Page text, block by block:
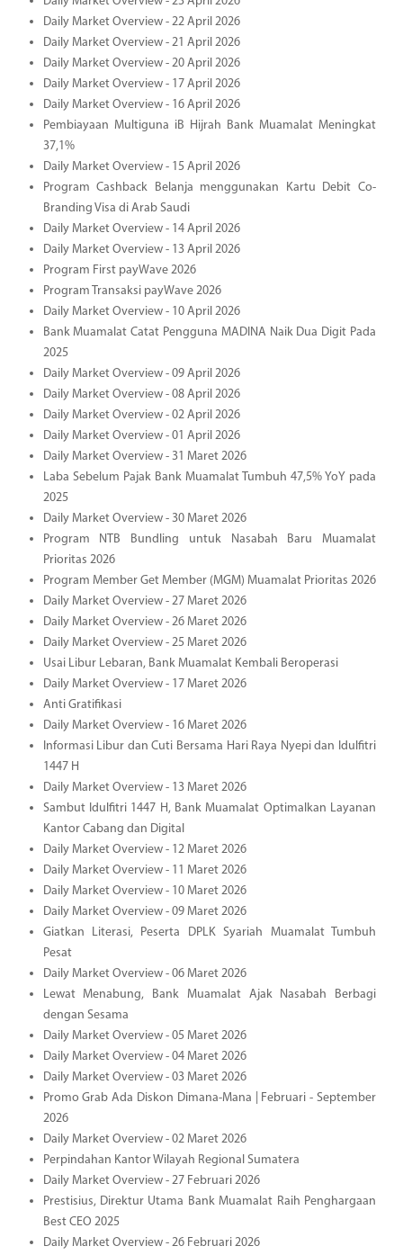
Daily Market Overview - 22 April 2026
Daily Market Overview - 21 April 2026
Daily Market Overview - 20 April 2026
Daily Market Overview - 17 April 2026
Daily Market Overview - 16 April 2026
Pembiayaan Multiguna iB Hijrah Bank Muamalat Meningkat
37,1%
Daily Market Overview - 15 April 2026
Program Cashback Belanja menggunakan Kartu Debit Co-
Branding Visa di Arab Saudi
Daily Market Overview - 14 April 2026
Daily Market Overview - 13 April 2026
Program First payWave 2026
Program Transaksi payWave 2026
Daily Market Overview - 10 April 2026
Bank Muamalat Catat Pengguna MADINA Naik Dua Digit Pada
2025
Daily Market Overview - 09 April 2026
Daily Market Overview - 08 April 2026
Daily Market Overview - 02 April 2026
Daily Market Overview - 01 April 2026
Daily Market Overview - 31 Maret 2026
Laba Sebelum Pajak Bank Muamalat Tumbuh 47,5% YoY pada
2025
Daily Market Overview - 30 Maret 2026
Program NTB Bundling untuk Nasabah Baru Muamalat
Prioritas 2026
Program Member Get Member (MGM) Muamalat Prioritas 2026
Daily Market Overview - 27 Maret 2026
Daily Market Overview - 26 Maret 2026
Daily Market Overview - 25 Maret 2026
Usai Libur Lebaran, Bank Muamalat Kembali Beroperasi
Daily Market Overview - 17 Maret 2026
Anti Gratifikasi
Daily Market Overview - 16 Maret 2026
Informasi Libur dan Cuti Bersama Hari Raya Nyepi dan Idulfitri
1447 H
Daily Market Overview - 13 Maret 2026
Sambut Idulfitri 1447 H, Bank Muamalat Optimalkan Layanan
Kantor Cabang dan Digital
Daily Market Overview - 12 Maret 2026
Daily Market Overview - 11 Maret 2026
Daily Market Overview - 10 Maret 2026
Daily Market Overview - 09 Maret 2026
Giatkan Literasi, Peserta DPLK Syariah Muamalat Tumbuh
Pesat
Daily Market Overview - 06 Maret 2026
Lewat Menabung, Bank Muamalat Ajak Nasabah Berbagi
dengan Sesama
Daily Market Overview - 05 Maret 2026
Daily Market Overview - 04 Maret 2026
Daily Market Overview - 03 Maret 2026
Promo Grab Ada Diskon Dimana-Mana | Februari - September
2026
Daily Market Overview - 02 Maret 2026
Perpindahan Kantor Wilayah Regional Sumatera
Daily Market Overview - 27 Februari 2026
Prestisius, Direktur Utama Bank Muamalat Raih Penghargaan
Best CEO 2025
Daily Market Overview - 26 Februari 2026